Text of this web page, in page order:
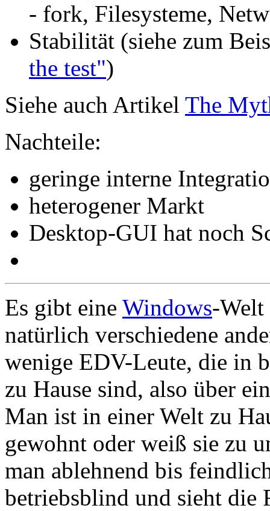
- fork, Filesysteme,
Stabilität (siehe zum
the test")
Siehe auch Artikel The
Nachteile:
geringe interne
heterogener Markt
Desktop-GUI hat noch
Es gibt eine Windows-
natürlich verschiedene
wenige EDV-Leute, die in
zu Hause sind, also über
Man ist in einer Welt zu
gewohnt oder weiß sie zu
man ablehnend bis
betriebsblind und sieht die